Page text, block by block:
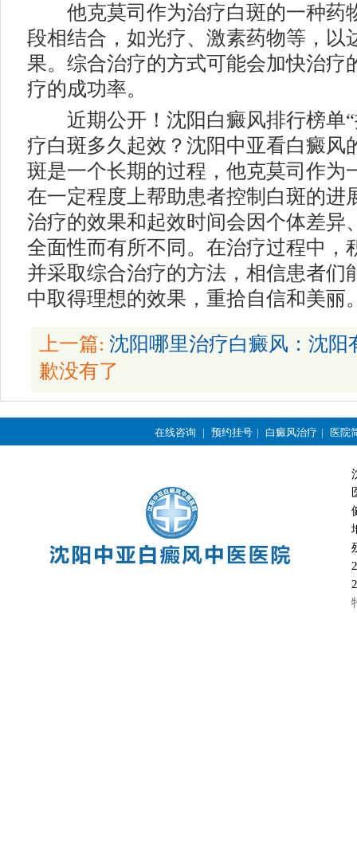
他克莫司作为治疗白斑的一种药
段相结合，如光疗、激素药物等，以
果。综合治疗的方式可能会加快治疗
疗的成功率。
近期公开！沈阳白癜风排行榜单“
疗白斑多久起效？沈阳中亚看白癜风
斑是一个长期的过程，他克莫司作为
在一定程度上帮助患者控制白斑的进
治疗的效果和起效时间会因个体差异
全面性而有所不同。在治疗过程中，
并采取综合治疗的方法，相信患者们
中取得理想的效果，重拾自信和美丽
上一篇: 沈阳哪里治疗白癜风：沈
歉没有了
在线咨询 | 预约挂号 | 白癜风治疗 | 医院